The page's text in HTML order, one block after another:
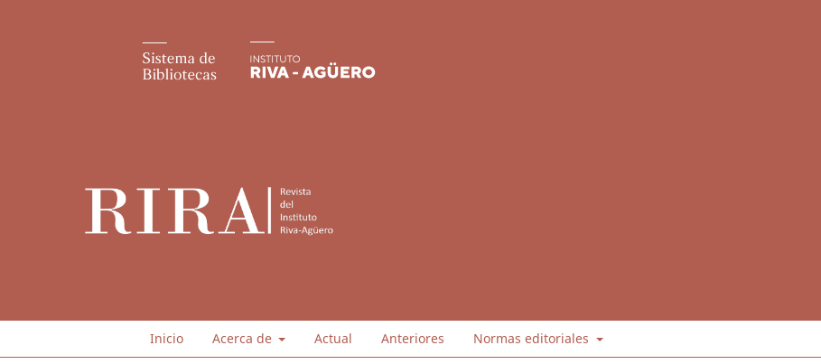
Inicio Acerca de Actual Anteriores Normas editoriales